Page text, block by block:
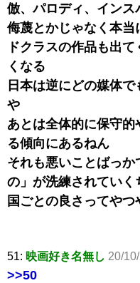
倣、パロディ、インス
侮蔑とかじゃなく本
ドクラスの作品も出
くなる
日本は逆にどの媒体
や
あとは全体的に保守
る傾向にあるねん
それも悪いことばっ
の」が洗練されてい
国ごとの良さってやつ
51: 映画好き名無し 20/
>>50